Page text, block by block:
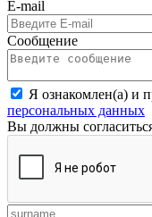
E-mail
Сообщение
Я ознакомлен(а) и
персональных данных
Вы должны